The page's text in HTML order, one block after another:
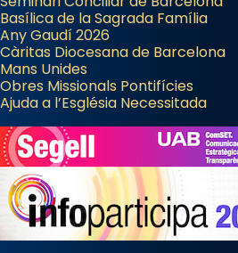
Basílica de la Sagrada Família
Any Gaudí 2026
Càritas Diocesana de Barcelona
Mans Unides
Obres Missionals Pontifícies
Ajuda a l’Església Necessitada